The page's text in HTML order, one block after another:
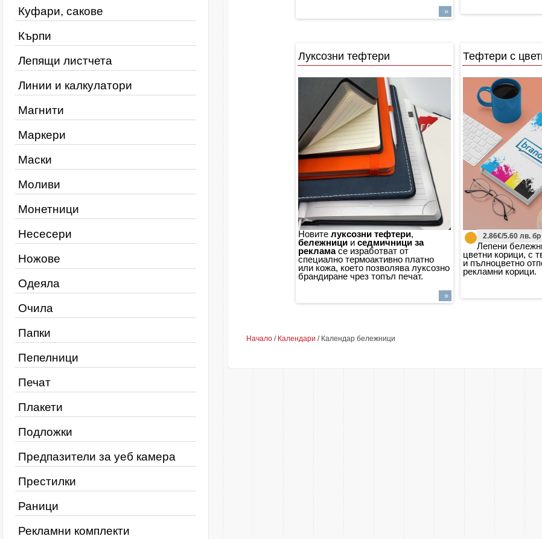
Куфари, сакове
Кърпи
Лепящи листчета
Линии и калкулатори
Магнити
Маркери
Маски
Моливи
Монетници
Несесери
Ножове
Одеяла
Очила
Папки
Пепелници
Печат
Плакети
Подложки
Предпазители за уеб камера
Престилки
Раници
Рекламни комплекти
»
Луксозни тефтери
Новите луксозни тефтери,
бележниции седмичници за
рекламасе изработват от
специално термоактивно платно
или кожа, което позволява луксозно
брандиране чрез топъл печат.
»
Тефтери с
2.86€/5.60 лв. бр
Лепени
цветни корици, с
и пълноцветно
рекламни корици.
Начало / Календари / Календар бележници